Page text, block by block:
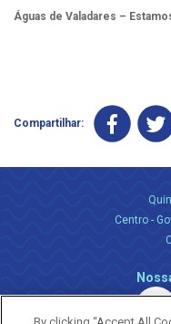
Águas de Valadares –
Compartilhar:
Centro -